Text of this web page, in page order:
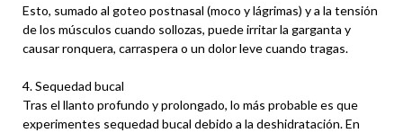
Esto, sumado al goteo postnasal (moco y lágrimas) y a la tensión
de los músculos cuando sollozas, puede irritar la garganta y
causar ronquera, carraspera o un dolor leve cuando tragas.
4. Sequedad bucal
Tras el llanto profundo y prolongado, lo más probable es que
experimentes sequedad bucal debido a la deshidratación. En